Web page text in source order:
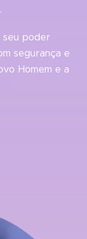
seu poder
segurança e
Homem e a